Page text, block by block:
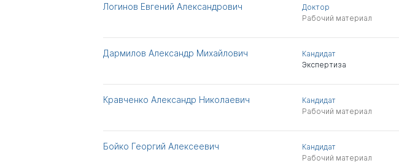
Логинов Евгений Александрович
Доктор
Рабочий материал
Дармилов Александр Михайлович
Кандидат
Экспертиза
Кравченко Александр Николаевич
Кандидат
Рабочий материал
Бойко Георгий Алексеевич
Кандидат
Рабочий материал